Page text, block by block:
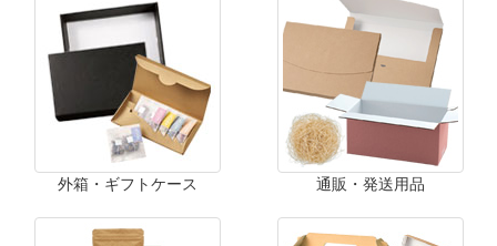
外箱・ギフトケース 通販・発送用品